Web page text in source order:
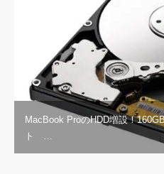
MacBook ProのHDD増設！
ト …